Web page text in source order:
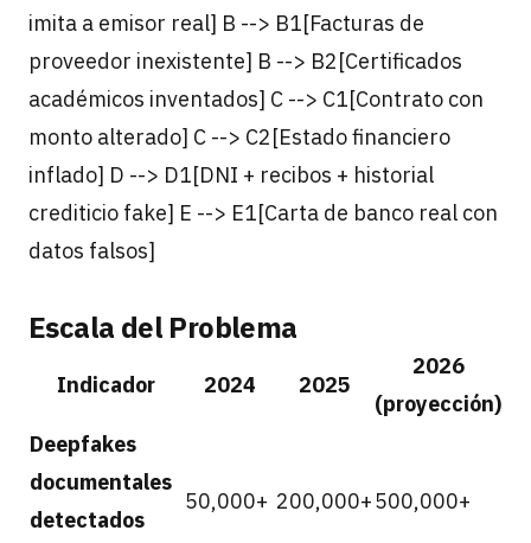
imita a emisor real] B --> B1[Facturas de
proveedor inexistente] B --> B2[Certificados
académicos inventados] C --> C1[Contrato con
monto alterado] C --> C2[Estado financiero
inflado] D --> D1[DNI + recibos + historial
crediticio fake] E --> E1[Carta de banco real con
datos falsos]
Escala del Problema
Indicador 2024 2025
2026
(proyección)
Deepfakes
documentales
detectados
50,000+ 200,000+500,000+